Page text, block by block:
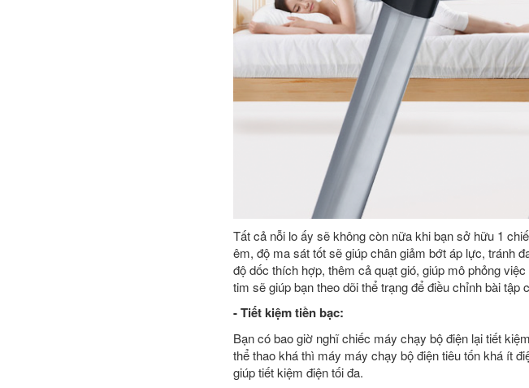
Tất cả nỗi lo ấy sẽ không còn nữa khi bạn sở hữu 1
êm, độ ma sát tốt sẽ giúp chân giảm bớt áp lực, tránh
độ dốc thích hợp, thêm cả quạt gió, giúp mô phỏng
tim sẽ giúp bạn theo dõi thể trạng để điều chỉnh bài tập
- Tiết kiệm tiền bạc:
Bạn có bao giờ nghĩ chiếc máy chạy bộ điện lại tiết
thể thao khá thì máy máy chạy bộ điện tiêu tốn khá ít
giúp tiết kiệm điện tối đa.